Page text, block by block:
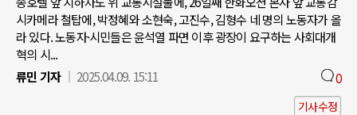
시카메라 철탑에, 박정혜와 소현숙, 고진수, 김형수 네 명의 노동자가 올
라 있다. 노동자·시민들은 윤석열 파면 이후 광장이 요구하는 사회대개
혁의 시...
류민 기자
2025.04.09. 15:11 0
기사수정